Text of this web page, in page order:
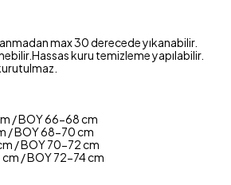
max 30 derecede yıkanabilir.
kuru temizleme yapılabilir.
/ BOY 66-68 cm
/ BOY 68-70 cm
/ BOY 70-72 cm
cm / BOY 72-74 cm